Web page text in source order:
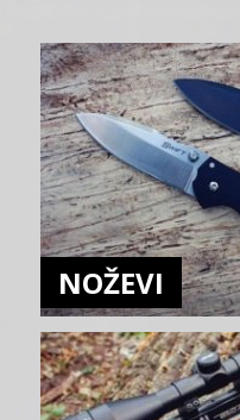
NOŽEVI